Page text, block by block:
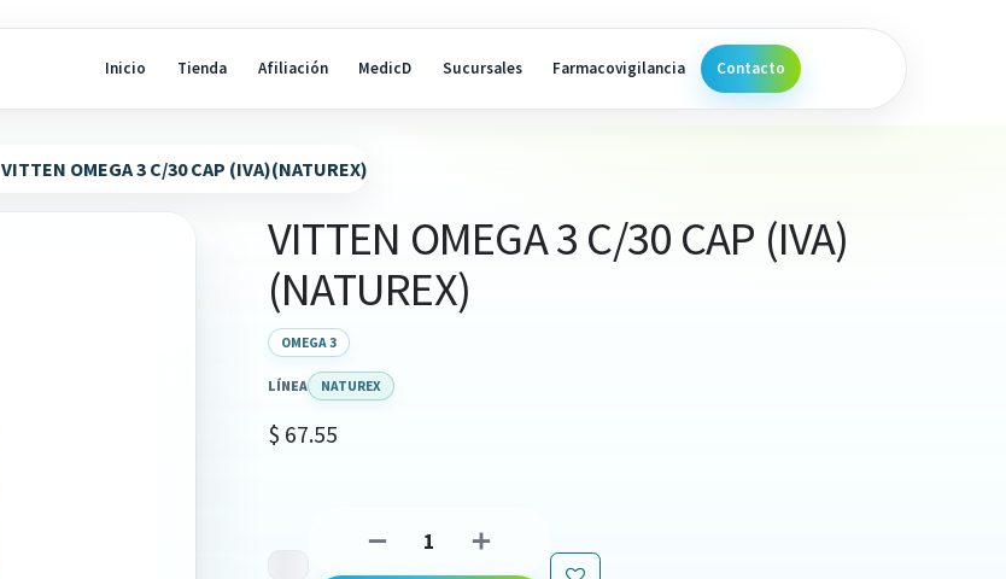
Inicio Tienda Afiliación MedicD Sucursales Farmacovigilancia Contacto
VITTEN OMEGA 3 C/30 CAP (IVA)(NATUREX)
VITTEN OMEGA 3 C/30 CAP (IVA)
(NATUREX)
OMEGA 3
LÍNEA NATUREX
$ 67.55